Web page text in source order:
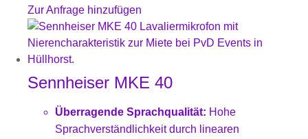
Zur Anfrage hinzufügen
Sennheiser MKE 40
Überragende Sprachqualität: Hohe
Sprachverständlichkeit durch linearen